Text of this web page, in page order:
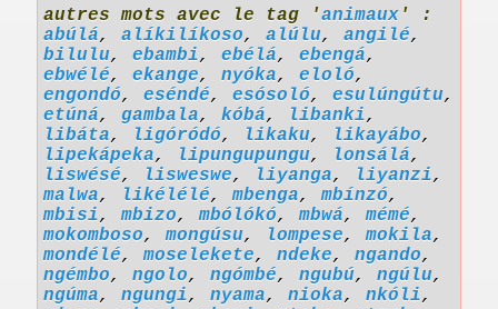
autres mots avec le tag 'animaux ' :
abúlá, alíkilíkoso, alúlu, angilé,
bilulu, ebambi, ebélá, ebengá,
ebwélé, ekange, nyóka, eloló,
engondó, eséndé, esósoló, esulúngútu,
etúná, gambala, kóbá, libanki,
libáta, ligóródó, likaku, likayábo,
lipekápeka, lipungupungu, lonsálá,
liswésé, lisweswe, liyanga, liyanzi,
malwa, likélélé,mbenga,mbínzó,
mbisi,mbizo,mbólókó,mbwá,mémé,
mokomboso,mongúsu, lompese,mokila,
mondélé,moselekete, ndeke, ngando,
ngémbo, ngolo, ngómbé, ngubú, ngúlu,
ngúma, ngungi, nyama, nioka, nkóli,